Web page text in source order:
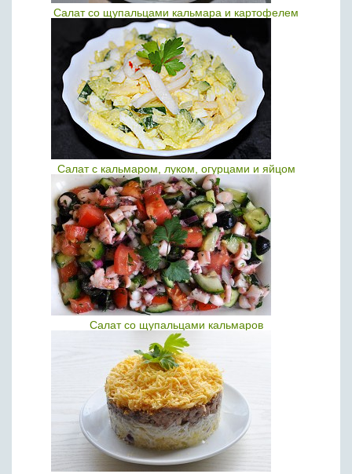
Салат со щупальцами кальмара и картофелем
Салат с кальмаром, луком, огурцами и яйцом
Салат со щупальцами кальмаров